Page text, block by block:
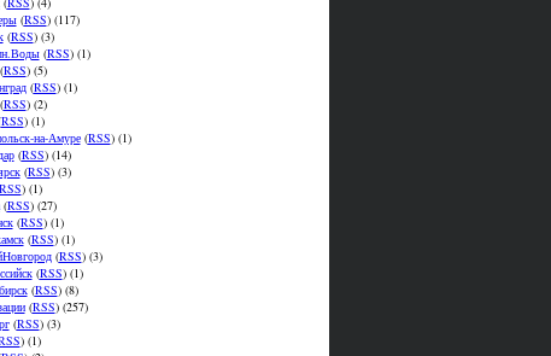
(RSS) (117)
(RSS) (3)
(RSS) (1)
RSS) (5)
(RSS) (1)
RSS) (2)
RSS) (1)
на-Амуре(RSS) (1)
(RSS) (14)
(RSS) (3)
) (1)
(RSS) (27)
(RSS) (1)
(RSS) (1)
(RSS) (3)
(RSS) (1)
(RSS) (8)
(RSS) (257)
(RSS) (3)
) (1)